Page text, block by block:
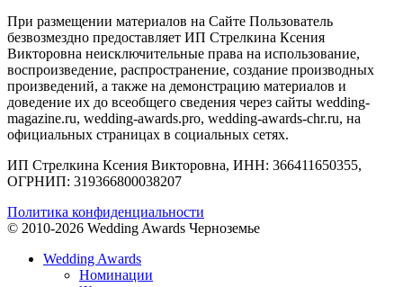
При размещении материалов на Сайте Пользователь
безвозмездно предоставляет ИП Стрелкина Ксения
Викторовна неисключительные права на использование,
воспроизведение, распространение, создание производных
произведений, а также на демонстрацию материалов и
доведение их до всеобщего сведения через сайты wedding-
magazine.ru, wedding-awards.pro, wedding-awards-chr.ru, на
официальных страницах в социальных сетях.
ИП Стрелкина Ксения Викторовна, ИНН: 366411650355,
ОГРНИП: 319366800038207
Политика конфиденциальности
© 2010-2026 Wedding Awards Черноземье
Wedding Awards
Номинации